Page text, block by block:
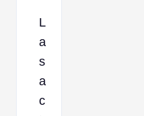
L
a
s
a
c